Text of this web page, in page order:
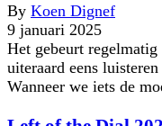
By Koen Dignef
9 januari 2025
Het gebeurt
uiteraard eens
Wanneer we iets de